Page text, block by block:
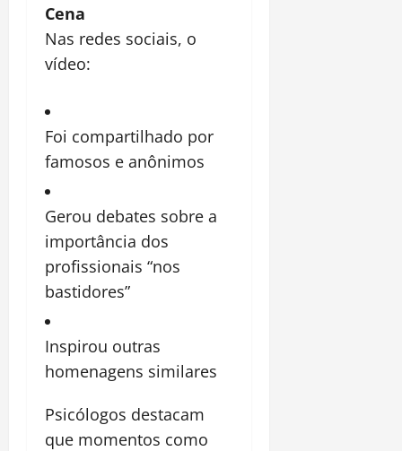
Cena
Nas redes sociais, o
vídeo:
Foi compartilhado por
famosos e anônimos
Gerou debates sobre a
importância dos
profissionais “nos
bastidores”
Inspirou outras
homenagens similares
Psicólogos destacam
que momentos como